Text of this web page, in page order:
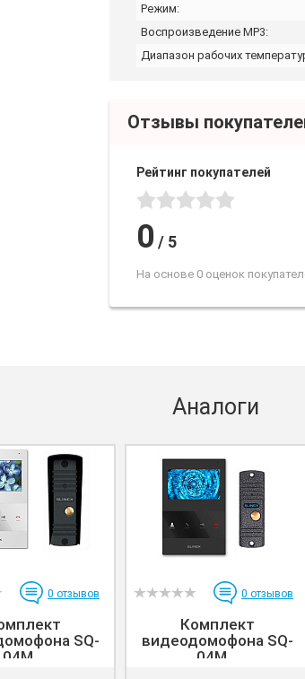
Режим:
Воспроизведение MP3:
Диапазон рабочих
Отзывы
Рейтинг покупателей
0 / 5
На основе 0 оценок
Аналоги
0 отзывов
SQ-
04M...
0 отзывов
Комплект
видеодомофона SQ-
04M...